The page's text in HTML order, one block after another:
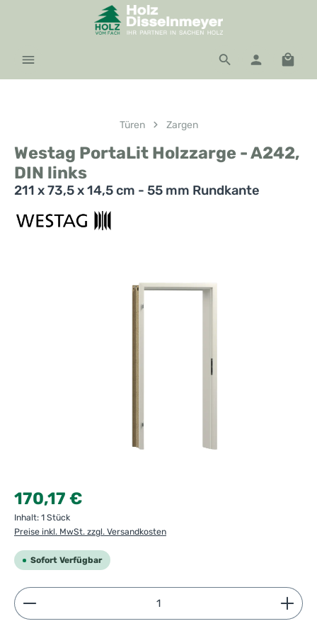
Zum Hauptinhalt springen
Türen Zargen
Westag PortaLit Holzzarge - A242,
DIN links
211 x 73,5 x 14,5 cm - 55 mm Rundkante
Regulärer Preis:
170,17 €
Inhalt: 1 Stück
Preise inkl. MwSt. zzgl. Versandkosten
Sofort Verfügbar
Produkt Anzahl: Gib den gewünschten Wert ein